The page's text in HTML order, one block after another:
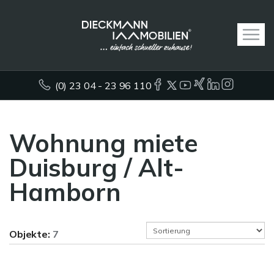
(0) 23 04 - 23 96 110
Wohnung miete
Duisburg / Alt-
Hamborn
Objekte: 7